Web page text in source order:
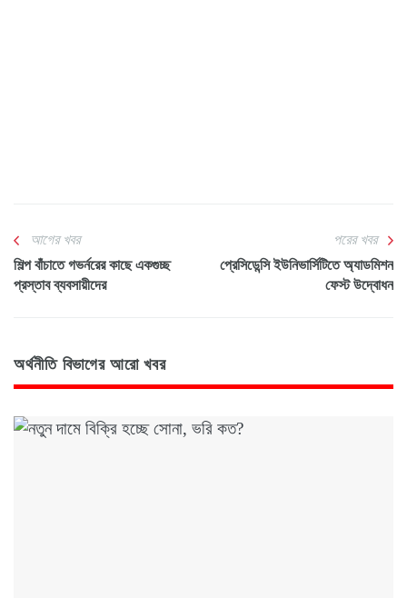
আগের খবর
শিল্প বাঁচাতে গভর্নরের কাছে একগুচ্ছ
প্রস্তাব ব্যবসায়ীদের
পরের খবর
প্রেসিডেন্সি ইউনিভার্সিটিতে অ্যাডমিশন
ফেস্ট উদ্বোধন
অর্থনীতি বিভাগের আরো খবর